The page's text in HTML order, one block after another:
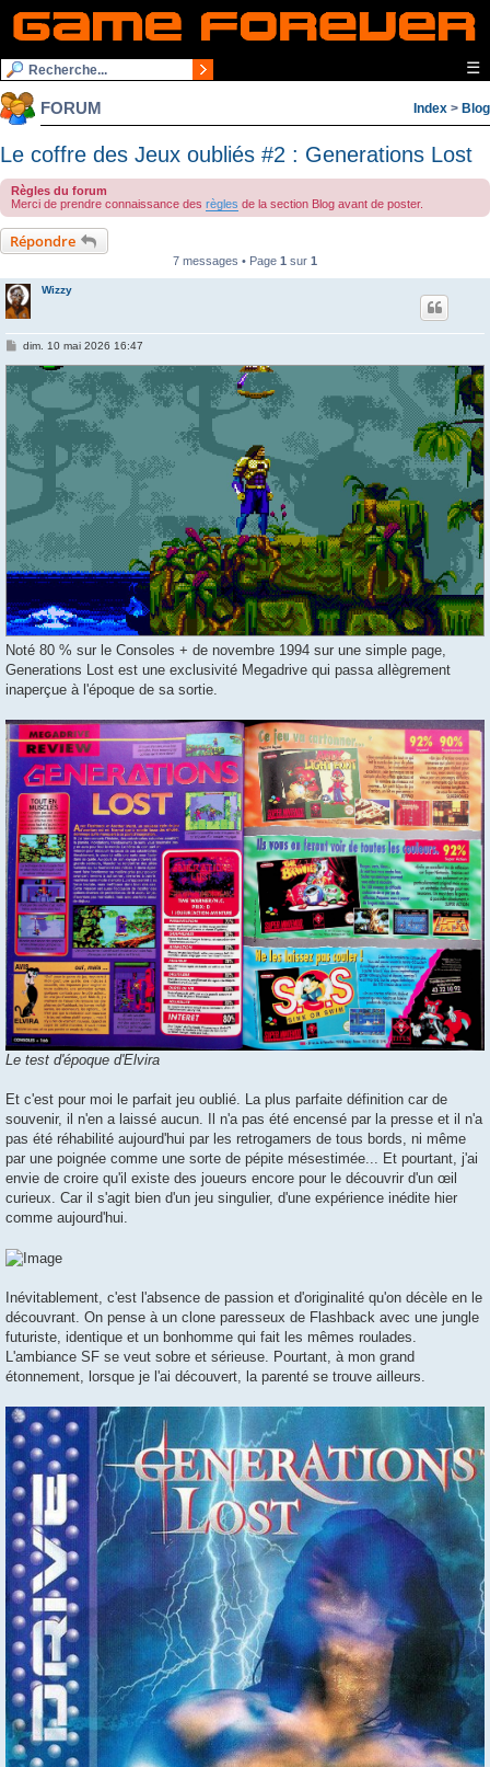
☰
FORUM Index > Blog
Le coffre des Jeux oubliés #2 : Generations Lost
Règles du forum
Merci de prendre connaissance des règles de la section Blog avant de poster.
Répondre
7 messages • Page 1 sur 1
Wizzy
M
s
s
a
dim. 10 mai 2026 16:47
Noté 80 % sur le Consoles + de novembre 1994 sur une simple page,
Generations Lost est une exclusivité Megadrive qui passa allègrement
inaperçue à l'époque de sa sortie.
Le test d'époque d'Elvira
Et c'est pour moi le parfait jeu oublié. La plus parfaite définition car de
souvenir, il n'en a laissé aucun. Il n'a pas été encensé par la presse et il n'a
pas été réhabilité aujourd'hui par les retrogamers de tous bords, ni même
par une poignée comme une sorte de pépite mésestimée... Et pourtant, j'ai
envie de croire qu'il existe des joueurs encore pour le découvrir d'un œil
curieux. Car il s'agit bien d'un jeu singulier, d'une expérience inédite hier
comme aujourd'hui.
Inévitablement, c'est l'absence de passion et d'originalité qu'on décèle en le
découvrant. On pense à un clone paresseux de Flashback avec une jungle
futuriste, identique et un bonhomme qui fait les mêmes roulades.
L'ambiance SF se veut sobre et sérieuse. Pourtant, à mon grand
étonnement, lorsque je l'ai découvert, la parenté se trouve ailleurs.